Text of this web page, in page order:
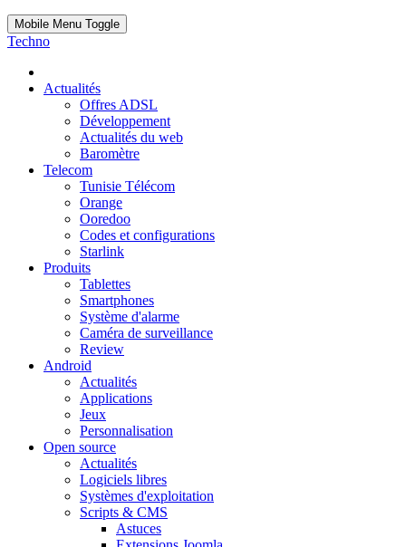
Mobile Menu Toggle
Techno
Actualités
Offres ADSL
Développement
Actualités du web
Baromètre
Telecom
Tunisie Télécom
Orange
Ooredoo
Codes et configurations
Starlink
Produits
Tablettes
Smartphones
Système d'alarme
Caméra de surveillance
Review
Android
Actualités
Applications
Jeux
Personnalisation
Open source
Actualités
Logiciels libres
Systèmes d'exploitation
Scripts & CMS
Astuces